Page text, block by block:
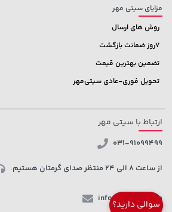
سوالی دارید؟
مزایای سیتی مهر
روش های ارسال
7روز ضمانت بازگشت
تضمین بهترین قیمت
تحویل فوری-عادی سیتی‌مهر
ارتباط با سیتی مهر
031-91099499
از ساعت 8 الی 24 منتظر صدای گرمتان هستیم.
info@ctmehr.com